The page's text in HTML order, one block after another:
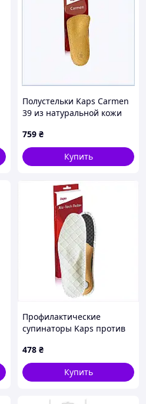
Полустельки Kaps Carmen
39 из натуральной кожи
759 ₴
Купить
Профилактические
супинаторы Kaps против
K661P1332
478 ₴
Купить